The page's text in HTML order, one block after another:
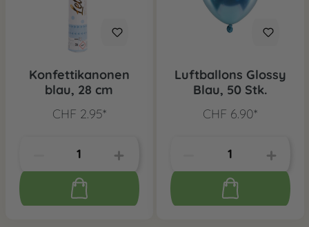
Konfettikanonen
blau, 28 cm
CHF 2.95*
Luftballons Glossy
Blau, 50 Stk.
CHF 6.90*